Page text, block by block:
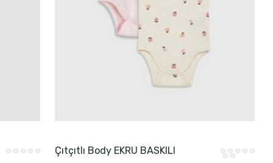
Çıtçıtlı Body EKRU BASKILI